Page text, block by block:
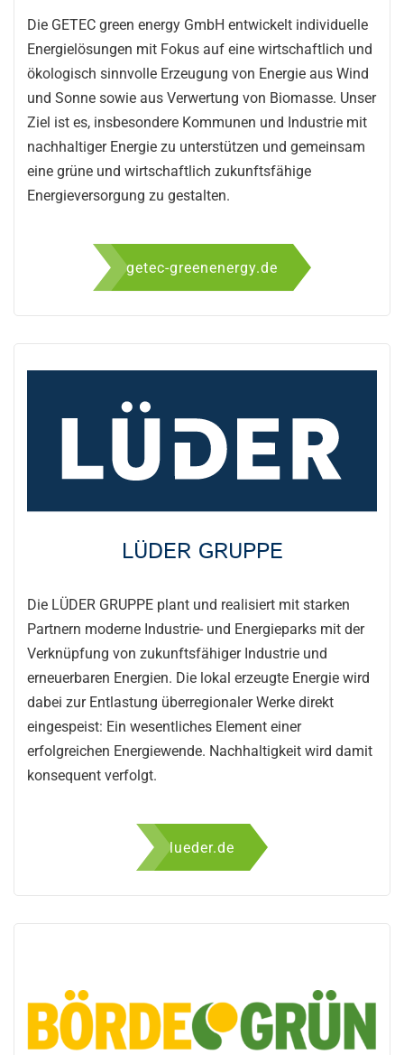
Die GETEC green energy GmbH entwickelt individuelle
Energielösungen mit Fokus auf eine wirtschaftlich und
ökologisch sinnvolle Erzeugung von Energie aus Wind
und Sonne sowie aus Verwertung von Biomasse. Unser
Ziel ist es, insbesondere Kommunen und Industrie mit
nachhaltiger Energie zu unterstützen und gemeinsam
eine grüne und wirtschaftlich zukunftsfähige
Energieversorgung zu gestalten.
getec-greenenergy.de
LÜDER GRUPPE
Die LÜDER GRUPPE plant und realisiert mit starken
Partnern moderne Industrie- und Energieparks mit der
Verknüpfung von zukunftsfähiger Industrie und
erneuerbaren Energien. Die lokal erzeugte Energie wird
dabei zur Entlastung überregionaler Werke direkt
eingespeist: Ein wesentliches Element einer
erfolgreichen Energiewende. Nachhaltigkeit wird damit
konsequent verfolgt.
lueder.de